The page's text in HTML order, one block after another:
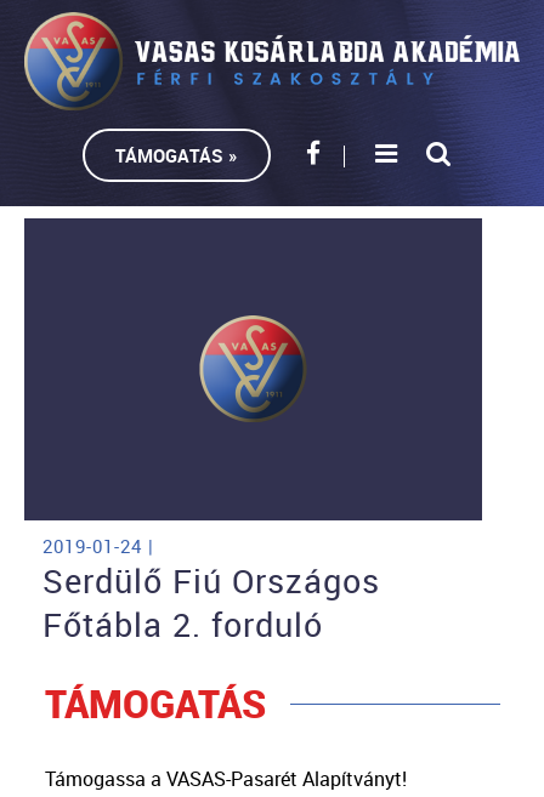
TÁMOGATÁS »
2019-01-24 |
Serdülő Fiú Országos
Főtábla 2. forduló
TÁMOGATÁS
Támogassa a VASAS-Pasarét Alapítványt!